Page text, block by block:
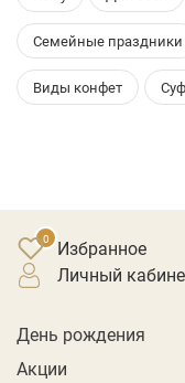
Семейные праздники
Виды конфет
Избранное
личный
День рождения
Акции